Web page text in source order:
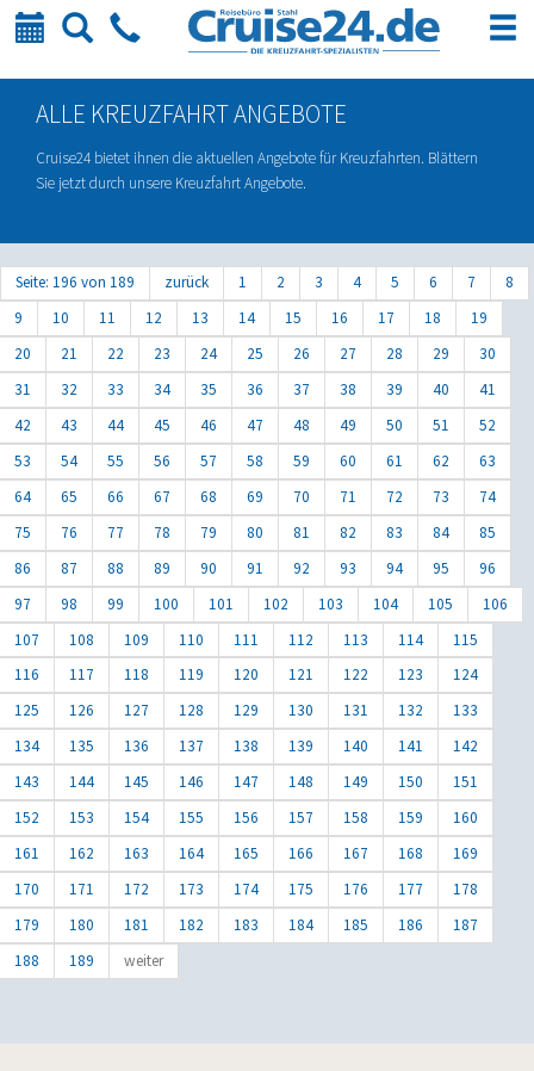
Kalender
SucheTelefon
ALLE KREUZFAHRT ANGEBOTE
Cruise24 bietet ihnen die aktuellen Angebote für Kreuzfahrten. Blättern
Sie jetzt durch unsere Kreuzfahrt Angebote.
Seite: 196 von 189 zurück 1 2 3 4 5 6 7
8
9
10 11 12 13 14 15 16 17 18
19
20
21 22 23 24 25 26 27 28 29
30
31
32 33 34 35 36 37 38 39 40
41
42
43 44 45 46 47 48 49 50 51
52
53
54 55 56 57 58 59 60 61 62
63
64
65 66 67 68 69 70 71 72 73
74
75
76 77 78 79 80 81 82 83 84
85
86
87 88 89 90 91 92 93 94 95
96
97
98 99 100 101 102 103 104 105
106
107
108 109 110 111 112 113 114
115
116
117 118 119 120 121 122 123
124
125
126 127 128 129 130 131 132
133
134
135 136 137 138 139 140 141
142
143
144 145 146 147 148 149 150
151
152
153 154 155 156 157 158 159
160
161
162 163 164 165 166 167 168
169
170
171 172 173 174 175 176 177
178
179
180 181 182 183 184 185 186
187
188
189 weiter